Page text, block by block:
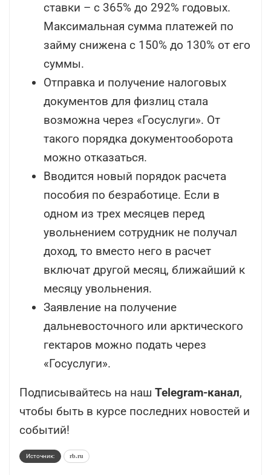
ставки – с 365% до 292% годовых.
Максимальная сумма платежей по
займу снижена с 150% до 130% от его
суммы.
Отправка и получение налоговых
документов для физлиц стала
возможна через «Госуслуги». От
такого порядка документооборота
можно отказаться.
Вводится новый порядок расчета
пособия по безработице. Если в
одном из трех месяцев перед
увольнением сотрудник не получал
доход, то вместо него в расчет
включат другой месяц, ближайший к
месяцу увольнения.
Заявление на получение
дальневосточного или арктического
гектаров можно подать через
«Госуслуги».
Подписывайтесь на наш Telegram-канал,
чтобы быть в курсе последних новостей и
событий!
Источник: rb.ru